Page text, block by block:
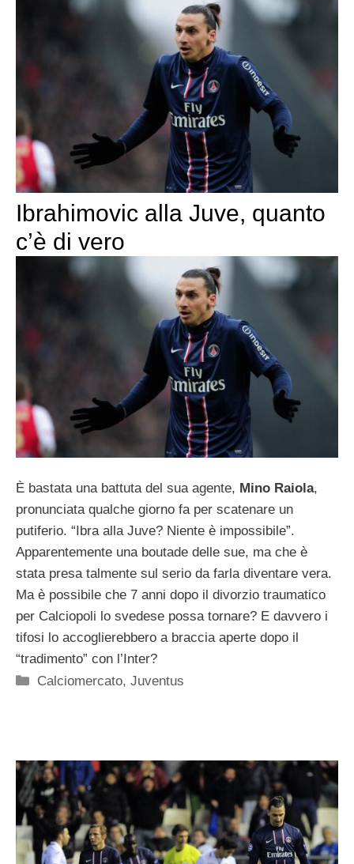
Ibrahimovic alla Juve, quanto
c’è di vero
È bastata una battuta del sua agente, Mino Raiola,
pronunciata qualche giorno fa per scatenare un
putiferio. “Ibra alla Juve? Niente è impossibile”.
Apparentemente una boutade delle sue, ma che è
stata presa talmente sul serio da farla diventare vera.
Ma è possibile che 7 anni dopo il divorzio traumatico
per Calciopoli lo svedese possa tornare? E davvero i
tifosi lo accoglierebbero a braccia aperte dopo il
“tradimento” con l’Inter?
Categorie
Calciomercato,Juventus